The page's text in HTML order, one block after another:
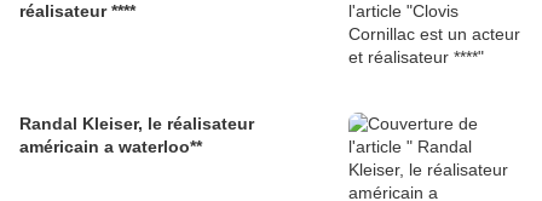
réalisateur ****
Randal Kleiser, le réalisateur
américain a waterloo**